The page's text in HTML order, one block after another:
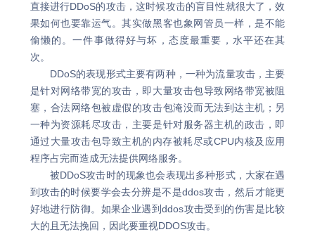
直接进行DDoS的攻击，这时候攻击的盲目性就很大了，效
果如何也要靠运气。其实做黑客也象网管员一样，是不能
偷懒的。一件事做得好与坏，态度最重要，水平还在其
次。
DDoS的表现形式主要有两种，一种为流量攻击，主要
是针对网络带宽的攻击，即大量攻击包导致网络带宽被阻
塞，合法网络包被虚假的攻击包淹没而无法到达主机；另
一种为资源耗尽攻击，主要是针对服务器主机的政击，即
通过大量攻击包导致主机的内存被耗尽或CPU内核及应用
程序占完而造成无法提供网络服务。
被DDoS攻击时的现象也会表现出多种形式，大家在遇
到攻击的时候要学会去分辨是不是ddos攻击，然后才能更
好地进行防御。如果企业遇到ddos攻击受到的伤害是比较
大的且无法挽回，因此要重视DDOS攻击。